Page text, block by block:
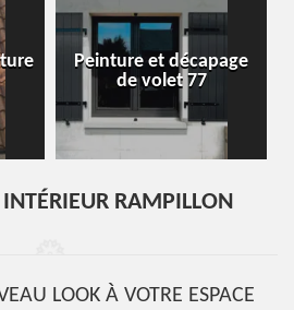
Peinture et décapage
de volet 77
RAMPILLON
LOOK À VOTRE ESPACE